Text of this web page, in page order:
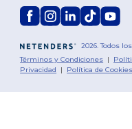
2026. Todos
Términos y Condiciones |
Privacidad | Política de Cookies